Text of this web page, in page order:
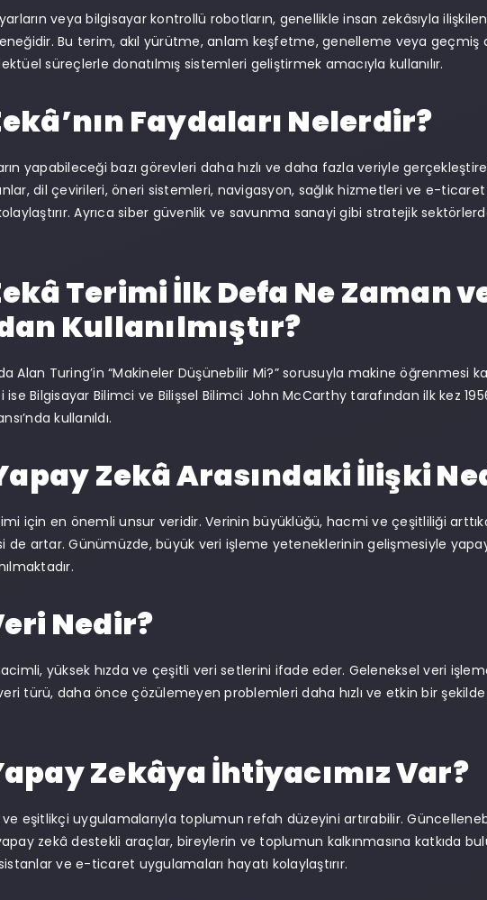
veya bilgisayar kontrollü robotların, genellikle insan zekâsıyla
Bu terim, akıl yürütme, anlam keşfetme, genelleme veya geçmiş
süreçlerle donatılmış sistemleri geliştirmek amacıyla kullanılır.
Faydaları Nelerdir?
yapabileceği bazı görevleri daha hızlı ve daha fazla veriyle
dil çevirileri, öneri sistemleri, navigasyon, sağlık hizmetleri ve e-
Ayrıca siber güvenlik ve savunma sanayi gibi stratejik
Terimi İlk Defa Ne Zaman
Kullanılmıştır?
Alan Turing’in “Makineler Düşünebilir Mi?” sorusuyla makine öğrenmesi
ise Bilgisayar Bilimci ve Bilişsel Bilimci John McCarthy tarafından ilk kez
kullanıldı.
Zekâ Arasındaki İlişki
için en önemli unsur veridir. Verinin büyüklüğü, hacmi ve çeşitliliği
de artar. Günümüzde, büyük veri işleme yeteneklerinin gelişmesiyle
Nedir?
yüksek hızda ve çeşitli veri setlerini ifade eder. Geleneksel veri
türü, daha önce çözülemeyen problemleri daha hızlı ve etkin bir
Zekâya İhtiyacımız Var?
ve eşitlikçi uygulamalarıyla toplumun refah düzeyini artırabilir.
zekâ destekli araçlar, bireylerin ve toplumun kalkınmasına katkıda
ve e-ticaret uygulamaları hayatı kolaylaştırır.